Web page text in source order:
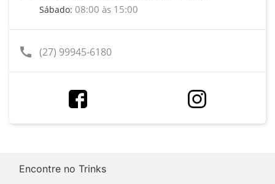
Sábado: 08:00 às 15:00
call (27) 99945-6180
Encontre no Trinks